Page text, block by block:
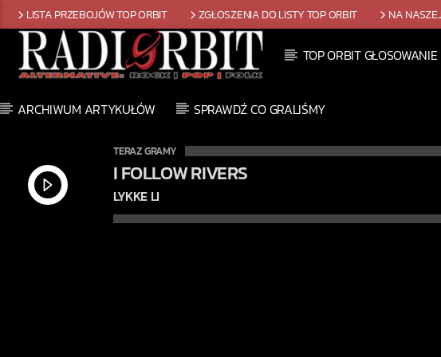
LISTA PRZEBOJÓW TOP ORBIT ZGŁOSZENIA DO LISTY TOP ORBIT NA
TOP ORBIT GŁOSOWANIE
ARCHIWUM ARTYKUŁÓW SPRAWDŹ CO GRALIŚMY
TERAZ GRAMY
I FOLLOW RIVERS
LYKKE LI